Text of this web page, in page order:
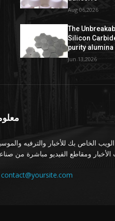
Aug 06,2026
The
Silicon
purity alumina
Jun 13,2026
الخاص بك للأخبار والترفيه
contact@yoursite.com